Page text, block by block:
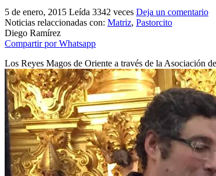
5 de enero, 2015 Leída 3342 veces Deja un comentario
Noticias relaccionadas con: Matriz, Pastorcito
Diego Ramírez
Compartir por Whatsapp
Los Reyes Magos de Oriente a través de la Asociación